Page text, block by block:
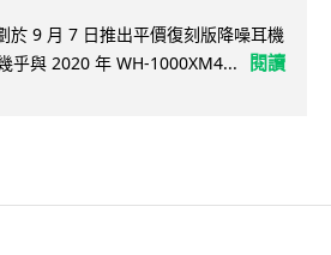
於 9 月 7 日推出平價復刻版降噪耳機
乎與 2020 年 WH-1000XM4...
閱讀